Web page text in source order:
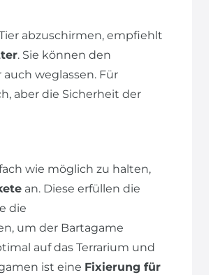
abzuschirmen, empfiehlt
. Sie können den
weglassen. Für
aber die Sicherheit der
wie möglich zu halten,
an. Diese erfüllen die
die
um der Bartagame
auf das Terrarium und
ist eine Fixierung für